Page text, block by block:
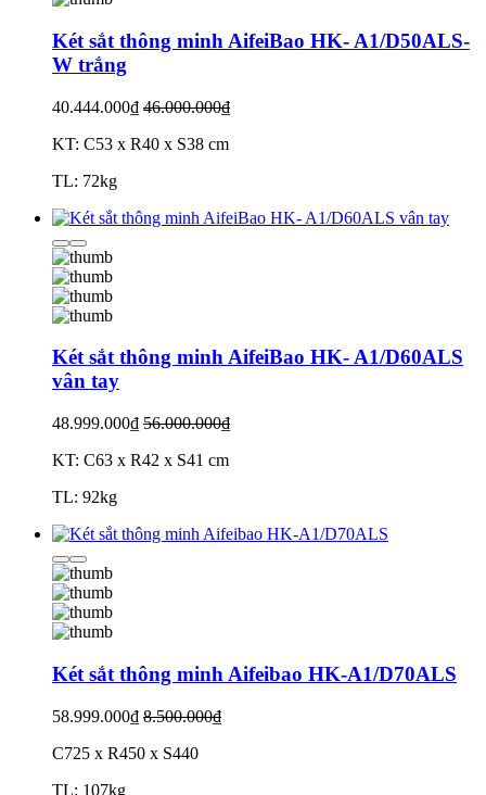
Két sắt thông minh AifeiBao HK- A1/D50ALS-
W trắng
40.444.000₫ 46.000.000₫
KT: C53 x R40 x S38 cm
TL: 72kg
Két sắt thông minh AifeiBao HK- A1/D60ALS
vân tay
48.999.000₫ 56.000.000₫
KT: C63 x R42 x S41 cm
TL: 92kg
Két sắt thông minh Aifeibao HK-A1/D70ALS
58.999.000₫ 8.500.000₫
C725 x R450 x S440
TL: 107kg